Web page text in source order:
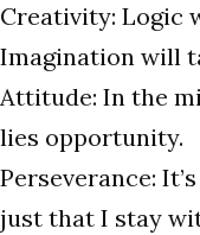
Creativity: Logic
Imagination will
Attitude: In the
lies opportunity.
Perseverance:
just that I stay